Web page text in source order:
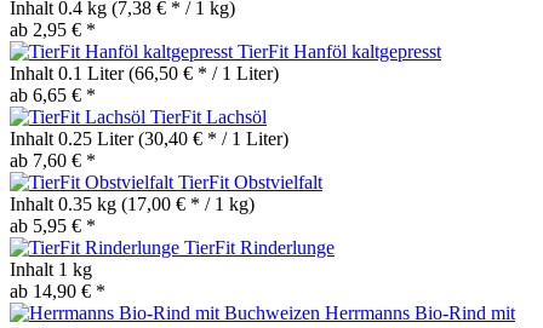
Inhalt 0.4 kg (7,38 € * / 1 kg)
ab 2,95 € *
TierFit Hanföl kaltgepresst
Inhalt 0.1 Liter(66,50 € * / 1 Liter)
ab 6,65 € *
TierFit Lachsöl
Inhalt 0.25 Liter(30,40 € * / 1 Liter)
ab 7,60 € *
TierFit Obstvielfalt
Inhalt 0.35 kg (17,00 € * / 1 kg)
ab 5,95 € *
TierFit Rinderlunge
Inhalt 1 kg
ab 14,90 € *
Herrmanns Bio-Rind mit